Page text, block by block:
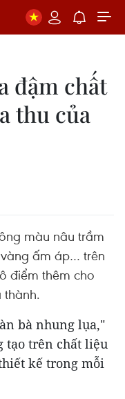
đậm chất
thu của
màu nâu trầm
ấm áp… trên
điểm thêm cho
thành.
bà nhung lụa,"
tạo trên chất liệu
kế trong mỗi